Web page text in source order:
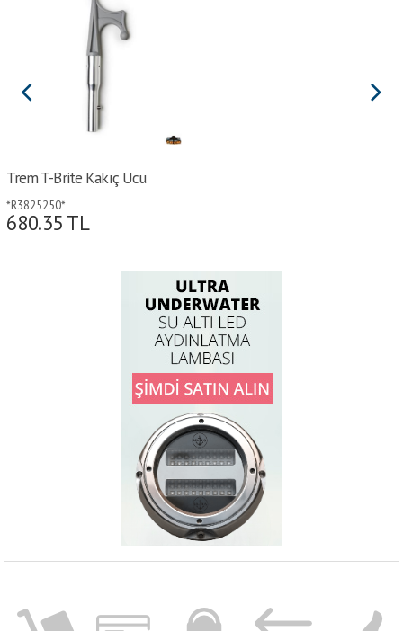
Trem T-Brite Kakıç Ucu
*R3825250*
680.35 TL